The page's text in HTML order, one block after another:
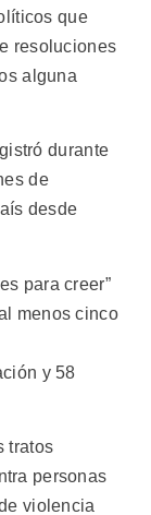
que
resoluciones
alguna
durante
de
desde
para creer”
menos cinco
y 58
tratos
personas
violencia